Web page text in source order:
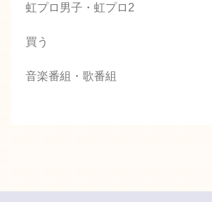
虹プロ男子・虹プロ2
買う
音楽番組・歌番組